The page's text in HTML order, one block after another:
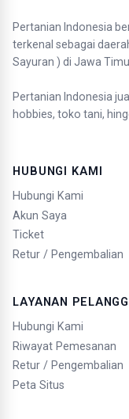
Pertanian Indonesia
terkenal sebagai
Sayuran ) di Jawa
Pertanian Indonesia
hobbies, toko tani,
HUBUNGI KAMI
Hubungi Kami
Akun Saya
Ticket
Retur / Pengembalian
LAYANAN
Hubungi Kami
Riwayat Pemesanan
Retur / Pengembalian
Peta Situs